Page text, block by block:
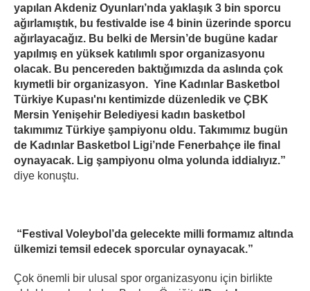
yapılan Akdeniz Oyunları’nda yaklaşık 3 bin sporcu
ağırlamıştık, bu festivalde ise 4 binin üzerinde sporcu
ağırlayacağız. Bu belki de Mersin’de bugüne kadar
yapılmış en yüksek katılımlı spor organizasyonu
olacak. Bu pencereden baktığımızda da aslında çok
kıymetli bir organizasyon. Yine Kadınlar Basketbol
Türkiye Kupası'nı kentimizde düzenledik ve ÇBK
Mersin Yenişehir Belediyesi kadın basketbol
takımımız Türkiye şampiyonu oldu. Takımımız bugün
de Kadınlar Basketbol Ligi’nde Fenerbahçe ile final
oynayacak. Lig şampiyonu olma yolunda iddialıyız.”
diye konuştu.
“Festival Voleybol’da gelecekte milli formamız altında
ülkemizi temsil edecek sporcular oynayacak.”
Çok önemli bir ulusal spor organizasyonu için birlikte